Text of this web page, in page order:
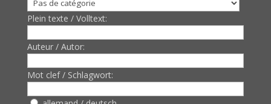
Plein texte / Volltext:
Auteur / Autor:
Mot clef / Schlagwort: